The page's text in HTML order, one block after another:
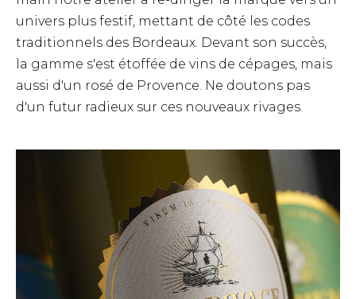
univers plus festif, mettant de côté les codes
traditionnels des Bordeaux. Devant son succès,
la gamme s'est étoffée de vins de cépages, mais
aussi d'un rosé de Provence. Ne doutons pas
d'un futur radieux sur ces nouveaux rivages.